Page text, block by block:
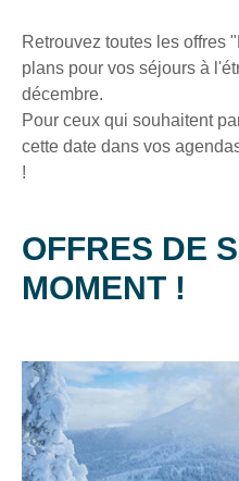
Retrouvez toutes les offres
plans pour vos séjours à
décembre.
Pour ceux qui souhaitent
cette date dans vos
!
OFFRES DE
MOMENT !
conseils
pratiques
pour
bien
préparer
vos
vacances.
mail